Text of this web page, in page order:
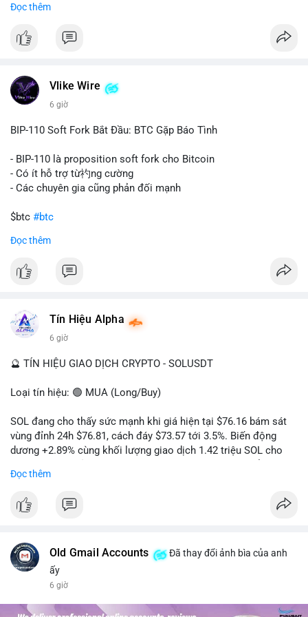
#dongtiencavoi
Nhận định phân tích:
Khối lượng 94.58 BTC trị giá hơn 6.15 triệu USD được di
này có thể phản ánh ba kịch bản chính: thứ nhất, cá voi đang
chuẩn bị thanh khoản bằng cách chuyển lên sàn giao dịch, tạo
để nắm giữ dài hạn, thể hiện niềm tin vào xu hướng tăng; thứ
tán rủi ro. Với mức giá 65K, khối lượng này không quá lớn để
gây sốc thanh khoản tức thời, nhưng vẫn đủ sức tạo biến động
tâm lý ngắn hạn nếu hướng đến sàn tập trung.
Lời khuyên cho nhà đầu tư nhỏ lẻ:
hướng đi của dòng tiền. Tránh hành động theo cảm xúc, ưu
rõ ràng về đích đến của số BTC này.
#dongtienlon
Đọc thêm
Vlike Wire
6 giờ
BIP-110 Soft Fork Bắt Đầu: BTC Gặp Báo Tình
- BIP-110 là proposition soft fork cho Bitcoin
- Có ít hỗ trợ từ礿ng cường
- Các chuyên gia cũng phản đối mạnh
$btc #btc
#vlikevn
📰 Nguồn: CoinDesk
Đọc thêm
Tín Hiệu Alpha
6 giờ
🔮 TÍN HIỆU GIAO DỊCH CRYPTO - SOLUSDT
Loại tín hiệu: 🟢 MUA (Long/Buy)
SOL đang cho thấy sức mạnh khi giá hiện tại $76.16 bám sát
vùng đỉnh 24h $76.81, cách đáy $73.57 tới 3.5%. Biến động
dương +2.89% cùng khối lượng giao dịch 1.42 triệu SOL cho
hoàn toàn nhịp điều chỉnh.
Khuyến nghị giao dịch cụ thể:
- Mục tiêu chốt lời: TP1: 77.50, TP2: 78.80
- Cắt lỗ: 74.90 (dưới vùng hỗ trợ gần nhất)
chốt 50% vị thế tại TP1 và dời stop loss về điểm hòa vốn.
Đọc thêm
Old Gmail Accounts
Đã thay đổi ảnh bìa của anh
ấy
6 giờ